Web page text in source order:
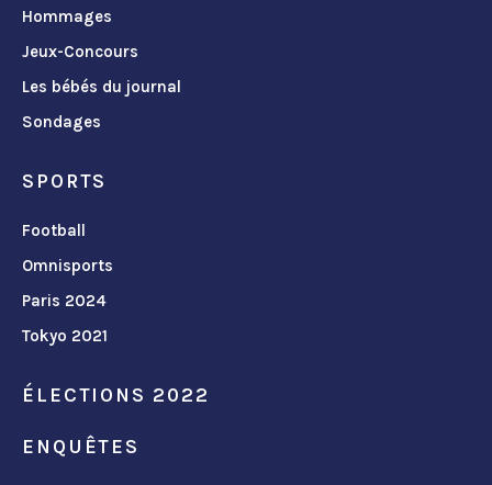
Hommages
Jeux-Concours
Les bébés du journal
Sondages
SPORTS
Football
Omnisports
Paris 2024
Tokyo 2021
ÉLECTIONS 2022
ENQUÊTES